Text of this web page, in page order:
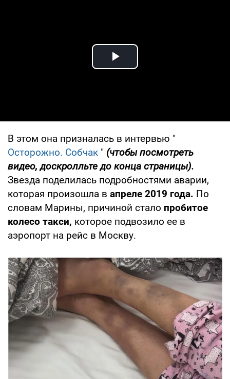
Play Video
В этом она призналась в интервью "
Осторожно. Собчак " (чтобы посмотреть
видео, доскролльте до конца страницы).
Звезда поделилась подробностями аварии,
которая произошла в апреле 2019 года. По
словам Марины, причиной стало пробитое
колесо такси, которое подвозило ее в
аэропорт на рейс в Москву.